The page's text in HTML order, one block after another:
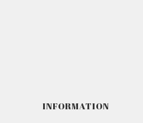
INFORMATION